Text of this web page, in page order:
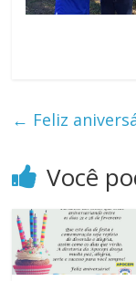
← Feliz
Você